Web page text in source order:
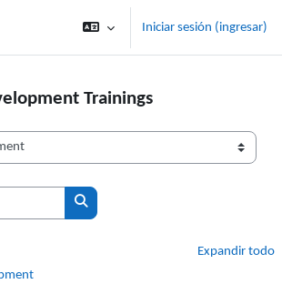
Iniciar sesión (ingresar)
Trainings
Buscar cursos
Expandir todo